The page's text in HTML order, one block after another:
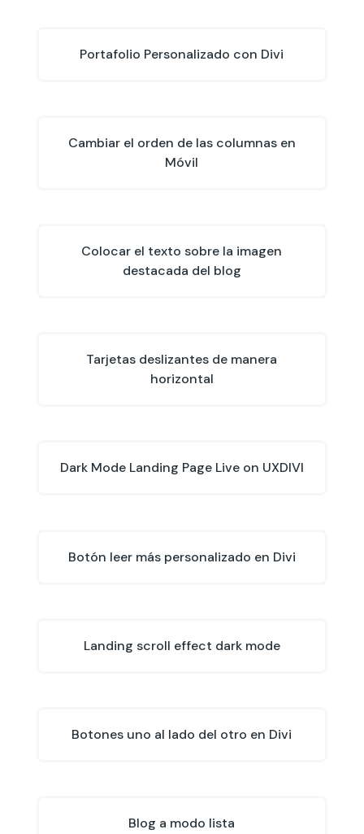
Portafolio Personalizado con Divi
Cambiar el orden de las columnas en
Móvil
Colocar el texto sobre la imagen
destacada del blog
Tarjetas deslizantes de manera
horizontal
Dark Mode Landing Page Live on UXDIVI
Botón leer más personalizado en Divi
Landing scroll effect dark mode
Botones uno al lado del otro en Divi
Blog a modo lista